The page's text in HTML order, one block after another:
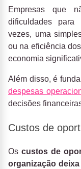
Empresas que
dificuldades para
vezes, uma
ou na eficiência
economia
Além disso, é
despesas
decisões
Custos de
Os custos de
organização